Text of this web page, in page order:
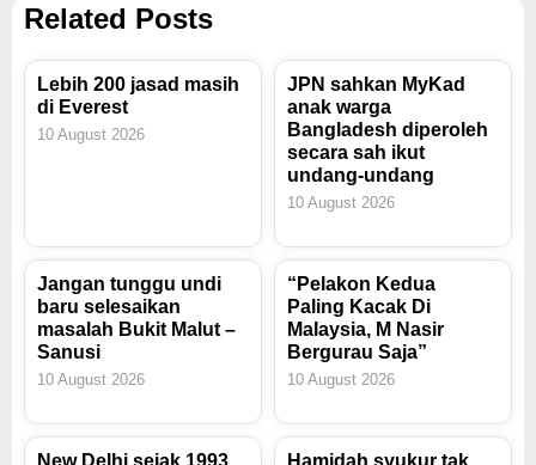
Related Posts
Lebih 200 jasad masih
di Everest
10 August 2026
JPN sahkan MyKad
anak warga
Bangladesh diperoleh
secara sah ikut
undang-undang
10 August 2026
Jangan tunggu undi
baru selesaikan
masalah Bukit Malut –
Sanusi
10 August 2026
“Pelakon Kedua
Paling Kacak Di
Malaysia, M Nasir
Bergurau Saja”
10 August 2026
New Delhi sejak 1993
Hamidah syukur tak